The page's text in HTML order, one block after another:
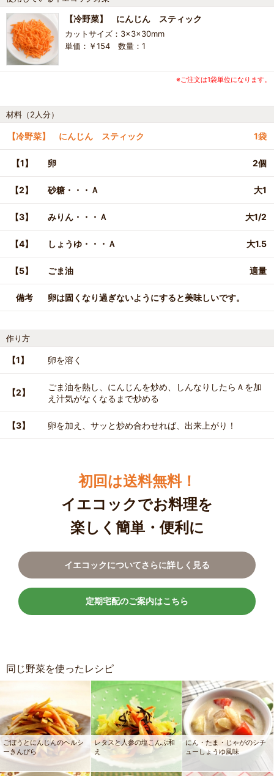
【冷野菜】 にんじん スティック
カットサイズ：3×3×30mm
単価：￥154 数量：1
※ご注文は1袋単位になります。
材料（2人分）
【冷野菜】 にんじん スティック 1袋
【1】 卵 2個
【2】 砂糖・・・Ａ 大1
【3】 みりん・・・Ａ 大1/2
【4】 しょうゆ・・・Ａ 大1.5
【5】 ごま油 適量
備考 卵は固くなり過ぎないようにすると美味しいです。
作り方
【1】 卵を溶く
【2】
ごま油を熱し、にんじんを炒め、しんなりしたらＡを加
え汁気がなくなるまで炒める
【3】 卵を加え、サッと炒め合わせれば、出来上がり！
初回は送料無料！
イエコックでお料理を
楽しく簡単・便利に
イエコックについてさらに詳しく見る
定期宅配のご案内はこちら
同じ野菜を使ったレシピ
ごぼうとにんじんのヘルシ
ーきんぴら
レタスと人参の塩こんぶ和
え
にん・たま・じゃがのシチ
ューしょうゆ風味